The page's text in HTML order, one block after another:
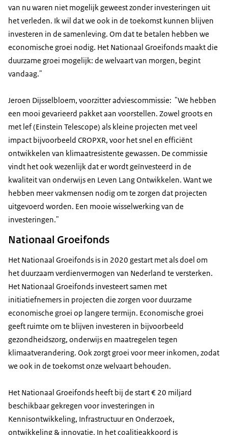
van nu waren niet mogelijk geweest zonder investeringen uit
het verleden. Ik wil dat we ook in de toekomst kunnen blijven
investeren in de samenleving. Om dat te betalen hebben we
economische groei nodig. Het Nationaal Groeifonds maakt die
duurzame groei mogelijk: de welvaart van morgen, begint
vandaag."
Jeroen Dijsselbloem, voorzitter adviescommissie: "We hebben
een mooi gevarieerd pakket aan voorstellen. Zowel groots en
met lef (Einstein Telescope) als kleine projecten met veel
impact bijvoorbeeld CROPXR, voor het snel en efficiënt
ontwikkelen van klimaatresistente gewassen. De commissie
vindt het ook wezenlijk dat er wordt geïnvesteerd in de
kwaliteit van onderwijs en Leven Lang Ontwikkelen. Want we
hebben meer vakmensen nodig om te zorgen dat projecten
uitgevoerd worden. Een mooie wisselwerking van de
investeringen."
Nationaal Groeifonds
Het Nationaal Groeifonds is in 2020 gestart met als doel om
het duurzaam verdienvermogen van Nederland te versterken.
Het Nationaal Groeifonds investeert samen met
initiatiefnemers in projecten die zorgen voor duurzame
economische groei op langere termijn. Economische groei
geeft ruimte om te blijven investeren in bijvoorbeeld
gezondheidszorg, onderwijs en maatregelen tegen
klimaatverandering. Ook zorgt groei voor meer inkomen, zodat
we ook in de toekomst onze welvaart behouden.
Het Nationaal Groeifonds heeft bij de start € 20 miljard
beschikbaar gekregen voor investeringen in
Kennisontwikkeling, Infrastructuur en Onderzoek,
ontwikkeling & innovatie. In het coalitieakkoord is